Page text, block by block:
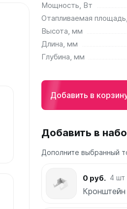
Мощность, Вт
Отапливаемая
Высота, мм
Длина, мм
Глубина, мм
Добавить в
Добавить в
Дополните выбранный
0 руб. 4 шт